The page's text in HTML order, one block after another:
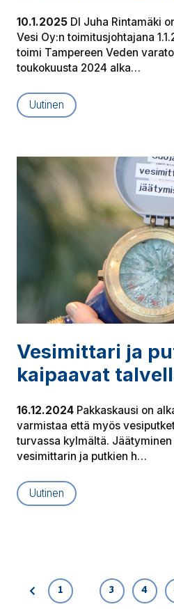
10.1.2025 DI Juha Rintamäki
Vesi Oy:n toimitusjohtajana
toimi Tampereen Veden
toukokuusta 2024 alka…
Uutinen
Vesimittari ja
kaipaavat
16.12.2024 Pakkaskausi on
varmistaa että myös
turvassa kylmältä.
vesimittarin ja putkien h…
Uutinen
Edellinen
1 3 4